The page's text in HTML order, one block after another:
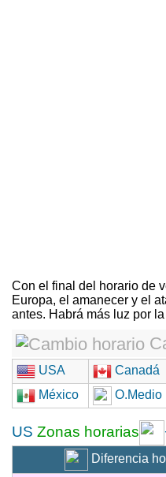
Con el final del horario de
Europa, el amanecer y el
antes. Habrá más luz por
USA Canadá
México
O.Medio
US Zonas horarias
Diferencia